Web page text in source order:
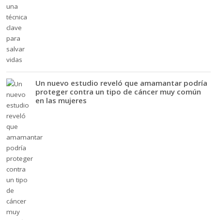
Un nuevo estudio reveló que amamantar podría
proteger contra un tipo de cáncer muy común
en las mujeres